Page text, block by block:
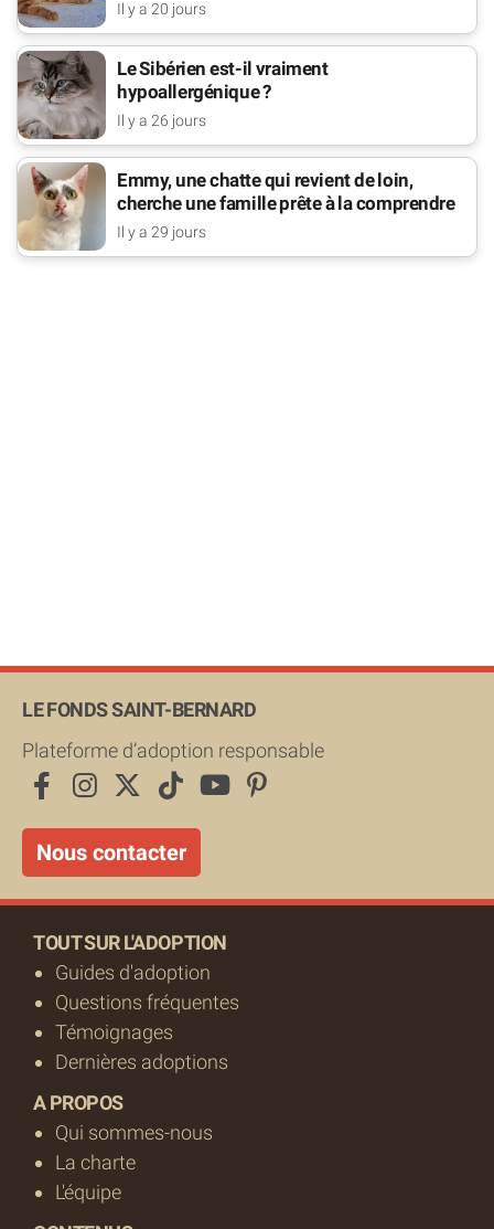
Il y a 20 jours
Le Sibérien est-il vraiment
hypoallergénique ?
Il y a 26 jours
Emmy, une chatte qui revient de loin,
cherche une famille prête à la comprendre
Il y a 29 jours
LE FONDS SAINT-BERNARD
Plateforme d’adoption responsable
Nous contacter
TOUT SUR L'ADOPTION
Guides d'adoption
Questions fréquentes
Témoignages
Dernières adoptions
A PROPOS
Qui sommes-nous
La charte
L'équipe